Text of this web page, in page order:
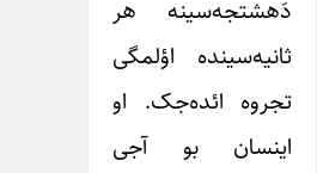
دَهشتجه‌سینه هر
ثانیه‌سینده اؤلمگی
تجروه ائده‌جک. او
اینسان بو آجی